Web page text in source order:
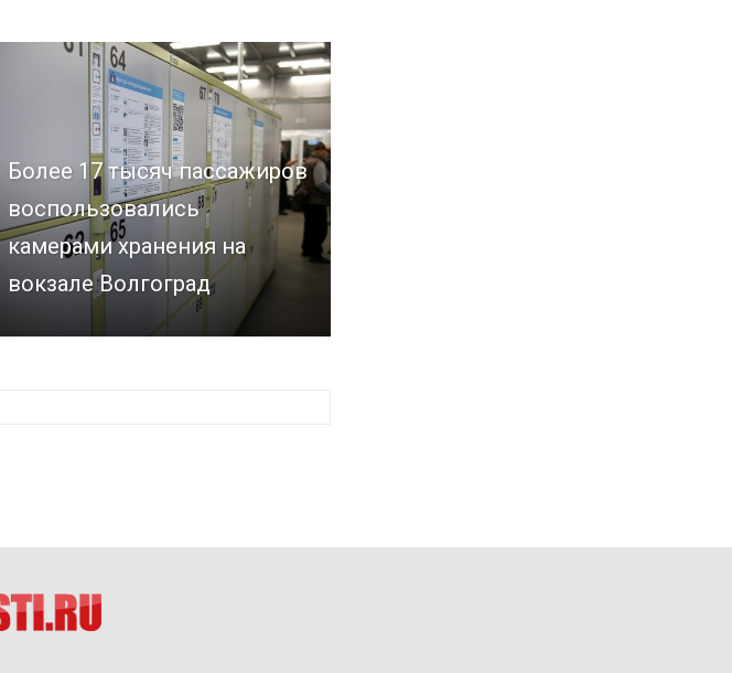
Более 17 тысяч пассажиров
воспользовались
камерами хранения на
вокзале Волгоград